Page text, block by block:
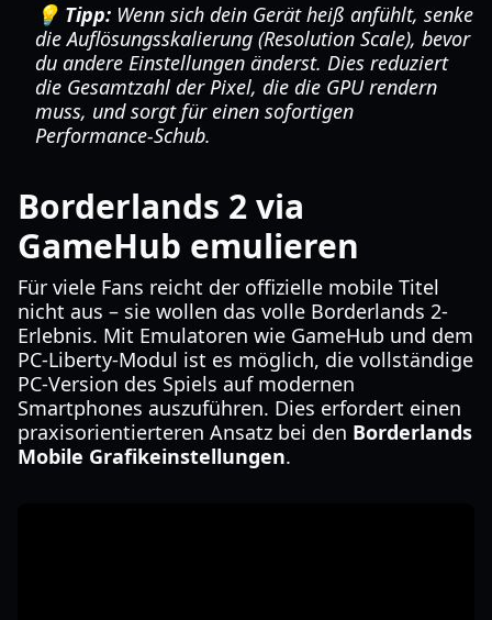
💡 Tipp: Wenn sich dein Gerät heiß anfühlt, senke
die Auflösungsskalierung (Resolution Scale), bevor
du andere Einstellungen änderst. Dies reduziert
die Gesamtzahl der Pixel, die die GPU rendern
muss, und sorgt für einen sofortigen
Performance-Schub.
Borderlands 2 via
GameHub emulieren
Für viele Fans reicht der offizielle mobile Titel
nicht aus – sie wollen das volle Borderlands 2-
Erlebnis. Mit Emulatoren wie GameHub und dem
PC-Liberty-Modul ist es möglich, die vollständige
PC-Version des Spiels auf modernen
Smartphones auszuführen. Dies erfordert einen
praxisorientierteren Ansatz bei den Borderlands
Mobile Grafikeinstellungen.